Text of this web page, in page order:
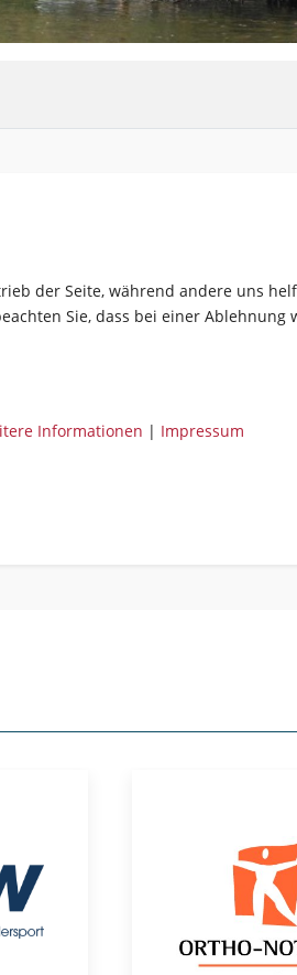
der Seite, während andere uns
Sie, dass bei einer
Informationen | Impressum